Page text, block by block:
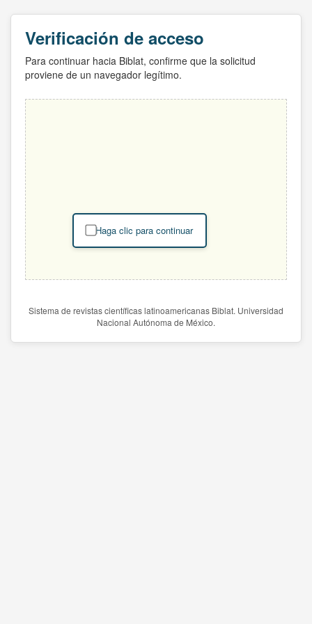
Verificación de acceso
Para continuar hacia Biblat, confirme que la solicitud
proviene de un navegador legítimo.
Haga clic para continuar
Sistema de revistas científicas latinoamericanas Biblat. Universidad
Nacional Autónoma de México.